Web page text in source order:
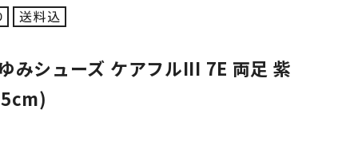
みシューズ ケアフルIII 7E 両足 紫